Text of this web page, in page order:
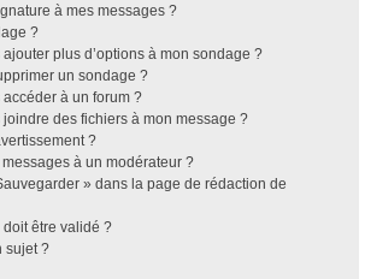
à mes messages ?
?
plus d’options à mon sondage ?
un sondage ?
à un forum ?
des fichiers à mon message ?
?
à un modérateur ?
» dans la page de rédaction de
être validé ?
sujet ?